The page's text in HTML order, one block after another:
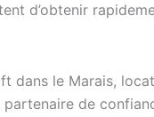
d’obtenir
dans le Marais,
de